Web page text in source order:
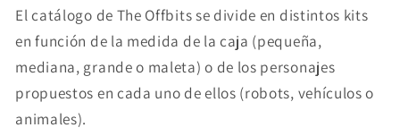
El catálogo de The Offbits se divide en distintos kits
en función de la medida de la caja (pequeña,
mediana, grande o maleta) o de los personajes
propuestos en cada uno de ellos (robots, vehículos o
animales).